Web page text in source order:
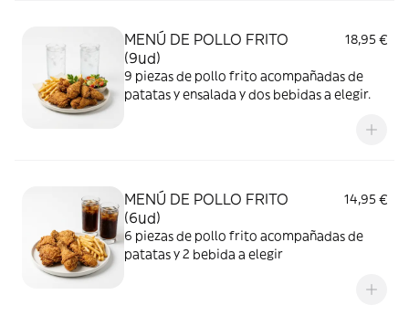
MENÚ DE POLLO FRITO
(9ud)
18,95 €
9 piezas de pollo frito acompañadas de
patatas y ensalada y dos bebidas a elegir.
MENÚ DE POLLO FRITO
(6ud)
14,95 €
6 piezas de pollo frito acompañadas de
patatas y 2 bebida a elegir